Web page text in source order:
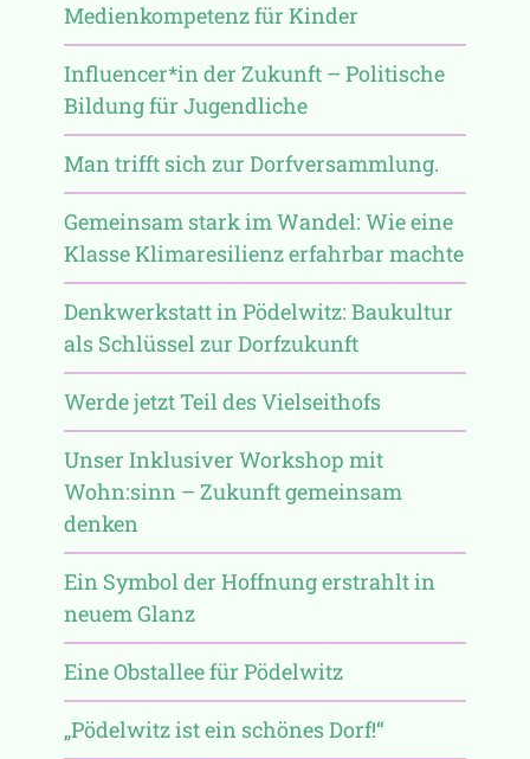
Medienkompetenz für Kinder
Influencer*in der Zukunft – Politische
Bildung für Jugendliche
Man trifft sich zur Dorfversammlung.
Gemeinsam stark im Wandel: Wie eine
Klasse Klimaresilienz erfahrbar machte
Denkwerkstatt in Pödelwitz: Baukultur
als Schlüssel zur Dorfzukunft
Werde jetzt Teil des Vielseithofs
Unser Inklusiver Workshop mit
Wohn:sinn – Zukunft gemeinsam
denken
Ein Symbol der Hoffnung erstrahlt in
neuem Glanz
Eine Obstallee für Pödelwitz
„Pödelwitz ist ein schönes Dorf!“